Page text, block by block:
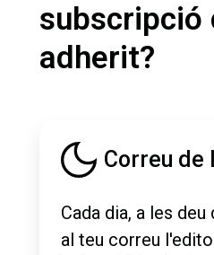
subscripció
adherit?
Correu de
Cada dia, a les
al teu correu